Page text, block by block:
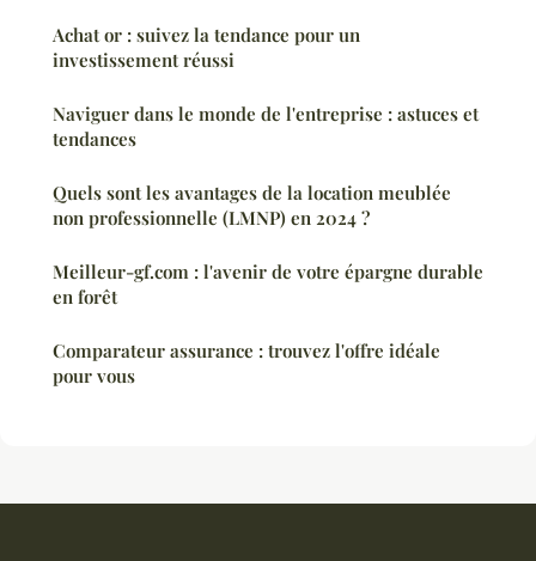
Achat or : suivez la tendance pour un
investissement réussi
Naviguer dans le monde de l'entreprise : astuces et
tendances
Quels sont les avantages de la location meublée
non professionnelle (LMNP) en 2024 ?
Meilleur-gf.com : l'avenir de votre épargne durable
en forêt
Comparateur assurance : trouvez l'offre idéale
pour vous